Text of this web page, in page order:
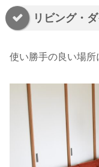
リビング・
使い勝手の良い場所